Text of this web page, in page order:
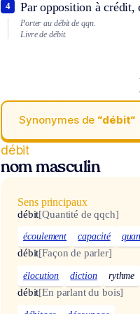
Par opposition à crédit,
4
Porter au débit de qqn.
Livre de débit.
Synonymes de “débit“
débit
nom masculin
Sens principaux
débit[Quantité de qqch]
écoulement capacité
débit[Façon de parler]
élocution diction rythme
débit[En parlant du bois]